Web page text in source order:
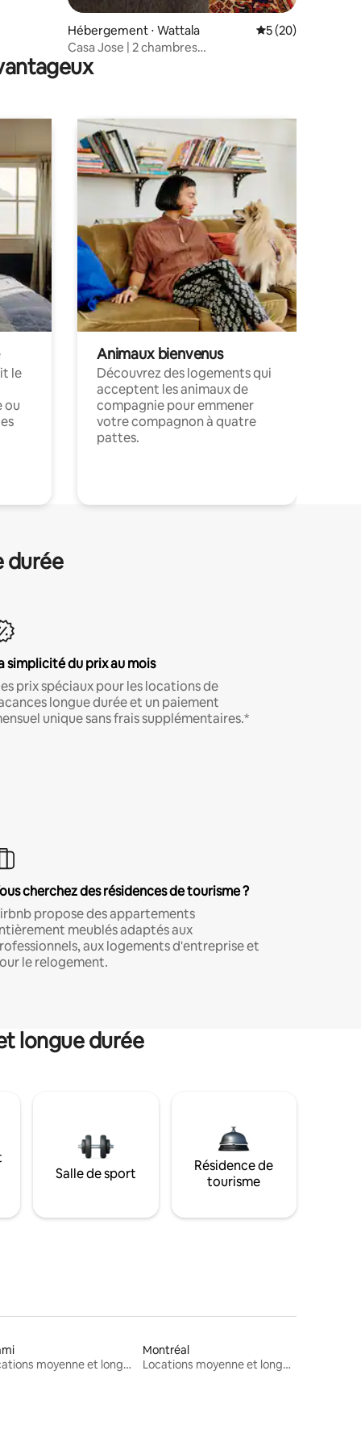
Hébergement ⋅ Wattala Évaluation
5 (20)
Casa Jose | 2 chambres
King | Aéroport | Plage | Wi-Fi – 5G
le
ou
Animaux bienvenus
Découvrez des logements qui
acceptent les animaux de
compagnie pour emmener
votre compagnon à quatre
pattes.
durée
simplicité du prix au mois
prix spéciaux pour les locations de
longue durée et un paiement
unique sans frais supplémentaires.*
cherchez des résidences de tourisme ?
propose des appartements
meublés adaptés aux
aux logements d'entreprise et
le relogement.
longue durée
Salle de sport
Résidence de
tourisme
Locations moyenne et longue durée
Montréal
Locations moyenne et longue durée